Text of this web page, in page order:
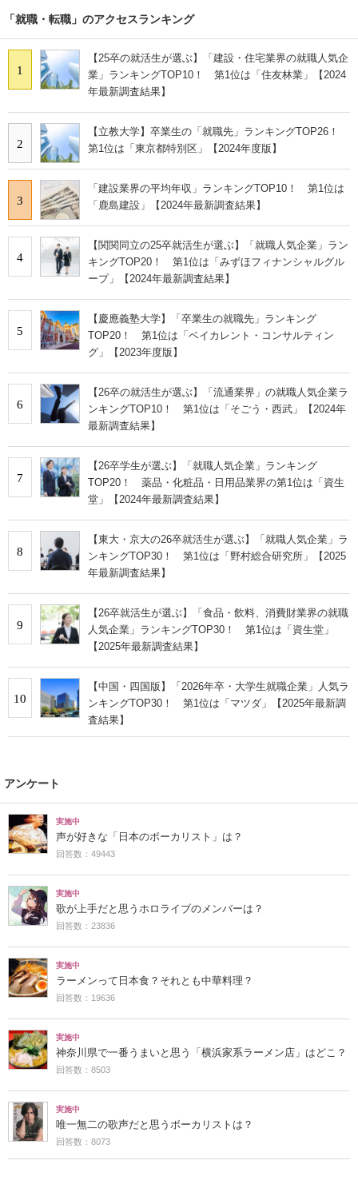
「就職・転職」のアクセスランキング
1
【25卒の就活生が選ぶ】「建設・住宅業界の就職人気企
業」ランキングTOP10！ 第1位は「住友林業」【2024
年最新調査結果】
2
【立教大学】卒業生の「就職先」ランキングTOP26！
第1位は「東京都特別区」【2024年度版】
3
「建設業界の平均年収」ランキングTOP10！ 第1位は
「鹿島建設」【2024年最新調査結果】
4
【関関同立の25卒就活生が選ぶ】「就職人気企業」ラン
キングTOP20！ 第1位は「みずほフィナンシャルグル
ープ」【2024年最新調査結果】
5
【慶應義塾大学】「卒業生の就職先」ランキング
TOP20！ 第1位は「ベイカレント・コンサルティン
グ」【2023年度版】
6
【26卒の就活生が選ぶ】「流通業界」の就職人気企業ラ
ンキングTOP10！ 第1位は「そごう・西武」【2024年
最新調査結果】
7
【26卒学生が選ぶ】「就職人気企業」ランキング
TOP20！ 薬品・化粧品・日用品業界の第1位は「資生
堂」【2024年最新調査結果】
8
【東大・京大の26卒就活生が選ぶ】「就職人気企業」ラ
ンキングTOP30！ 第1位は「野村総合研究所」【2025
年最新調査結果】
9
【26卒就活生が選ぶ】「食品・飲料、消費財業界の就職
人気企業」ランキングTOP30！ 第1位は「資生堂」
【2025年最新調査結果】
10
【中国・四国版】「2026年卒・大学生就職企業」人気ラ
ンキングTOP30！ 第1位は「マツダ」【2025年最新調
査結果】
アンケート
実施中
声が好きな「日本のボーカリスト」は？
回答数：49443
実施中
歌が上手だと思うホロライブのメンバーは？
回答数：23836
実施中
ラーメンって日本食？それとも中華料理？
回答数：19636
実施中
神奈川県で一番うまいと思う「横浜家系ラーメン店」はどこ？
回答数：8503
実施中
唯一無二の歌声だと思うボーカリストは？
回答数：8073